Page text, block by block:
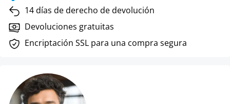
14 días de derecho de devolución
Devoluciones gratuitas
Encriptación SSL para una compra segura